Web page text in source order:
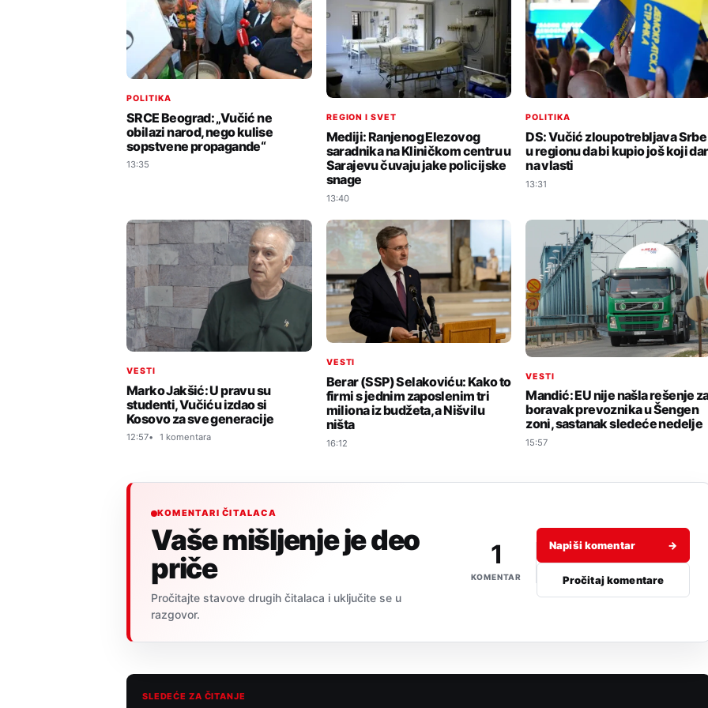
POLITIKA
SRCE Beograd: „Vučić ne
obilazi narod, nego kulise
sopstvene propagande“
13:35
REGION I SVET
Mediji: Ranjenog Elezovog
saradnika na Kliničkom centru u
Sarajevu čuvaju jake policijske
snage
13:40
POLITIKA
DS: Vučić zloupotrebljava Srbe
u regionu da bi kupio još koji
na vlasti
13:31
VESTI
Marko Jakšić: U pravu su
studenti, Vučiću izdao si
Kosovo za sve generacije
12:57 1 komentara
VESTI
Berar (SSP) Selakoviću: Kako to
firmi s jednim zaposlenim tri
miliona iz budžeta, a Nišvilu
ništa
16:12
VESTI
Mandić: EU nije našla rešenje
boravak prevoznika u Šengen
zoni, sastanak sledeće nedelje
15:57
KOMENTARI ČITALACA
Vaše mišljenje je deo
priče
Pročitajte stavove drugih čitalaca i uključite se u
razgovor.
1
KOMENTAR
Napiši komentar →
Pročitaj komentare
SLEDEĆE ZA ČITANJE